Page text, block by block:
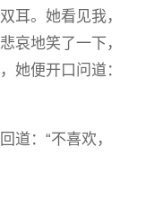
耳。她看见我，
哀地笑了一下，
她便开口问道：
道：“不喜欢，